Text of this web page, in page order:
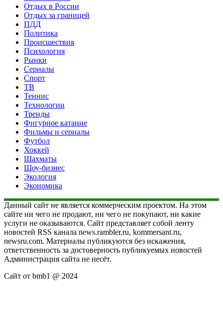
Отдых в России
Отдых за границей
ПДД
Политика
Происшествия
Психология
Рынки
Сериалы
Спорт
ТВ
Теннис
Технологии
Тренды
Фигурное катание
Фильмы и сериалы
Футбол
Хоккей
Шахматы
Шоу-бизнес
Экология
Экономика
Данный сайт не является коммерческим проектом. На этом
сайте ни чего не продают, ни чего не покупают, ни какие
услуги не оказываются. Сайт представляет собой ленту
новостей RSS канала news.rambler.ru, kommersant.ru,
newsru.com. Материалы публикуются без искажения,
ответственность за достоверность публикуемых новостей
Администрация сайта не несёт.
Сайт от bmb1 @ 2024